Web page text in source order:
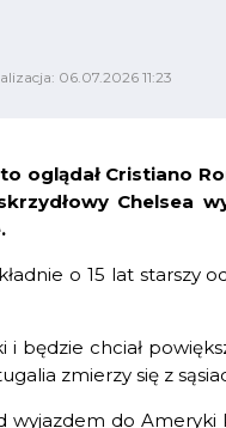
06.07.2026 11:23
oglądał Cristiano
Chelsea
o 15 lat starszy
i będzie chciał
zmierzy się z
wyjazdem do